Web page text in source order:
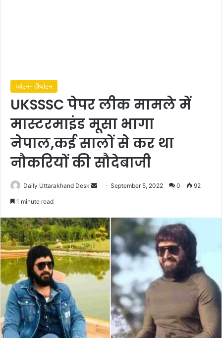
पर्यटन- तीर्थाटन
UKSSSC पेपर लीक मामले में
मास्टरमाइंड मूसा भागा
नेपाल,कई सालों से कर था
नौकरियों की सौदेबाजी
Daily Uttarakhand Desk
SendSeptember 5, 2022 0 92
1 minute read